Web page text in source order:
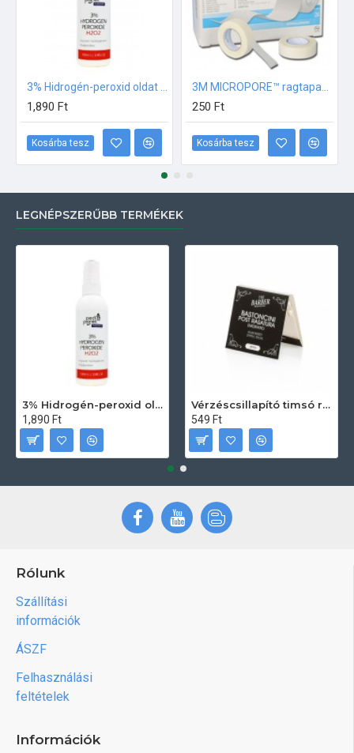
1,890 Ft
Kosárba tesz
250 Ft
Kosárba tesz
LEGNÉPSZERŰBB TERMÉKEK
3% Hidrogén-peroxid oldat (sebfertőtlenítő) 100ml
1,890 Ft
Vérzéscsillapító timsó rúd 20db
549 Ft
Rólunk
Szállítási
információk
ÁSZF
Felhasználási
feltételek
Információk